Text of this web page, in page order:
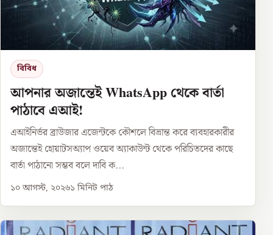
বিবিধ
আপনার অজান্তেই WhatsApp থেকে বার্তা
পাঠাবে এআই!
এআইনির্ভর ব্রাউজার এজেন্টকে কৌশলে বিভ্রান্ত করে ব্যবহারকারীর
অজান্তেই হোয়াটসঅ্যাপ ওয়েব অ্যাকাউন্ট থেকে পরিচিতদের কাছে
বার্তা পাঠানো সম্ভব বলে দাবি ক...
১০ আগস্ট, ২০২৬১ মিনিট পাঠ